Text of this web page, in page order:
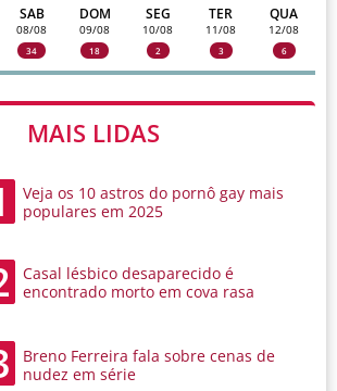
SAB
08/08
34
DOM
09/08
18
SEG
10/08
2
TER
11/08
3
QUA
12/08
6
MAIS LIDAS
Veja os 10 astros do pornô gay mais
populares em 2025
Casal lésbico desaparecido é
encontrado morto em cova rasa
Breno Ferreira fala sobre cenas de
nudez em série